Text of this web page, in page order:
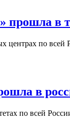
прошла в
по
в
по всей